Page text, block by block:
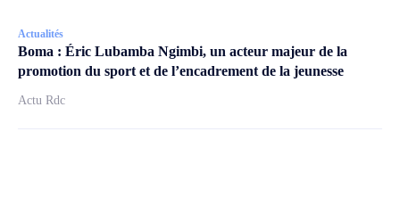
Actualités
Boma : Éric Lubamba Ngimbi, un acteur majeur de la
promotion du sport et de l’encadrement de la jeunesse
Actu Rdc